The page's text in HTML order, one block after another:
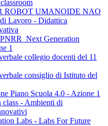
ROBOT UMANOIDE NAO
Lavoro - Didattica
Generation
1
collegio docenti del 11
consiglio di Istituto del
Piano Scuola 4.0 - Azione 1
class - Ambienti di
Labs - Labs For Future